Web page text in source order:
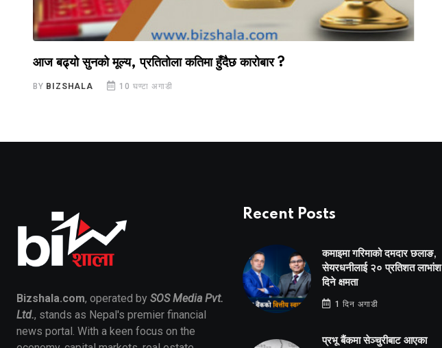
आज बढ्यो सुनको मूल्य, प्रतितोला कतिमा हुँदैछ कारोबार ?
BY BIZSHALA 10 घण्टा अगाडी
Bizshala.com, operated by SOS Media Pvt.
Ltd., stands as Nepal's premier financial
news portal. With a keen focus on the
Recent Posts
कमाइमा गरिमाको दमदार छलाङ,
सेयरधनीलाई २० प्रतिशत लाभांश
दिने क्षमता
1 दिन अगाडी
प्रभू बैंकमा सेञ्चुरीबाट आएका